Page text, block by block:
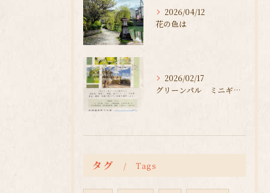
2026/04/12
花の色は
2026/02/17
グリーンパル ミニギャラリー展
タグ Tags